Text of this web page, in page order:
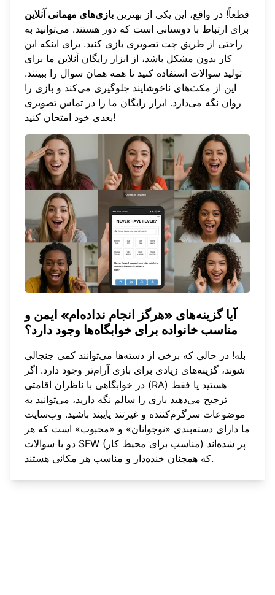
قطعاً! در واقع، این یکی از بهترین بازی‌های مهمانی آنلاین
برای ارتباط با دوستانی است که دور هستند. می‌توانید به
راحتی از طریق چت تصویری بازی کنید. برای اینکه این
کار بدون مشکل باشد، از ابزار رایگان آنلاین ما برای
تولید سوالات استفاده کنید تا همه همان سوال را ببینند.
این از مکث‌های ناخوشایند جلوگیری می‌کند و بازی را
روان نگه می‌دارد. ابزار رایگان ما را در تماس تصویری
بعدی خود امتحان کنید!
آیا گزینه‌های «هرگز انجام نداده‌ام» ایمن و
مناسب خانواده برای خوابگاه‌ها وجود دارد؟
بله! در حالی که برخی از دسته‌ها می‌توانند کمی جنجالی
شوند، گزینه‌های زیادی برای بازی آرام‌تر وجود دارد. اگر
در خوابگاهی با ناظران اقامتی (RA) هستید یا فقط
ترجیح می‌دهید بازی را سالم نگه دارید، می‌توانید به
موضوعات سرگرم‌کننده و غیرتند پایبند باشید. وب‌سایت
ما دارای دسته‌بندی «نوجوانان» و «محبوب» است که هر
دو با سوالات SFW (مناسب برای محیط کار) پر شده‌اند
که همچنان خنده‌دار و مناسب هر مکانی هستند.